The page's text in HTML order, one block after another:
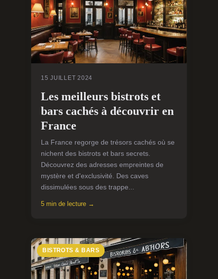
15 JUILLET 2024
Les meilleurs bistrots et
bars cachés à découvrir en
France
La France regorge de trésors cachés où se
nichent des bistrots et bars secrets.
Découvrez des adresses empreintes de
mystère et d'exclusivité. Des caves
dissimulées sous des trappe...
5 min de lecture →
BISTROTS & BARS